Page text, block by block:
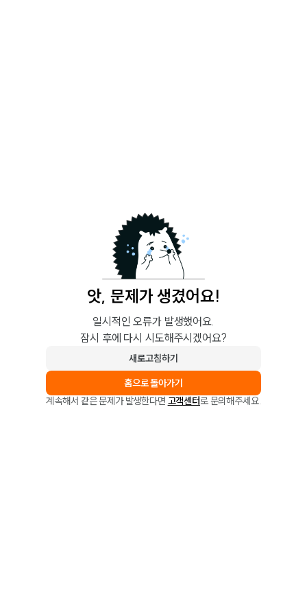
앗, 문제가 생겼어요!
일시적인 오류가 발생했어요.
잠시 후에 다시 시도해주시겠어요?
새로고침하기
홈으로 돌아가기
계속해서 같은 문제가 발생한다면 고객센터로 문의해주세요.